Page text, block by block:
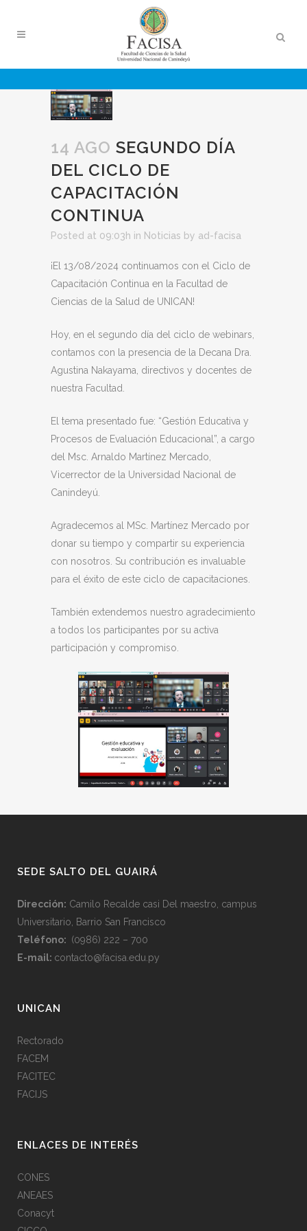
14 AGO SEGUNDO DÍA
DEL CICLO DE
CAPACITACIÓN
CONTINUA
Posted at 09:03h in Noticias by ad-facisa
¡El 13/08/2024 continuamos con el Ciclo de
Capacitación Continua en la Facultad de
Ciencias de la Salud de UNICAN!
Hoy, en el segundo día del ciclo de webinars,
contamos con la presencia de la Decana Dra.
Agustina Nakayama, directivos y docentes de
nuestra Facultad.
El tema presentado fue: “Gestión Educativa y
Procesos de Evaluación Educacional”, a cargo
del Msc. Arnaldo Martínez Mercado,
Vicerrector de la Universidad Nacional de
Canindeyú.
Agradecemos al MSc. Martínez Mercado por
donar su tiempo y compartir su experiencia
con nosotros. Su contribución es invaluable
para el éxito de este ciclo de capacitaciones.
También extendemos nuestro agradecimiento
a todos los participantes por su activa
participación y compromiso.
SEDE SALTO DEL GUAIRÁ
Dirección: Camilo Recalde casi Del maestro, campus
Universitario, Barrio San Francisco
Teléfono: (0986) 222 – 700
E-mail: contacto@facisa.edu.py
UNICAN
Rectorado
FACEM
FACITEC
FACIJS
ENLACES DE INTERÉS
CONES
ANEAES
Conacyt